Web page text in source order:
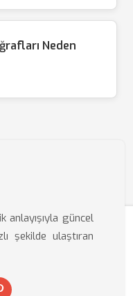
Neden
anlayışıyla güncel
şekilde ulaştıran